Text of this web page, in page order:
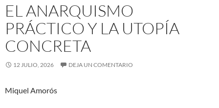
EL ANARQUISMO
PRÁCTICO Y LA UTOPÍA
CONCRETA
12 JULIO, 2026 DEJA UN COMENTARIO
Miquel Amorós